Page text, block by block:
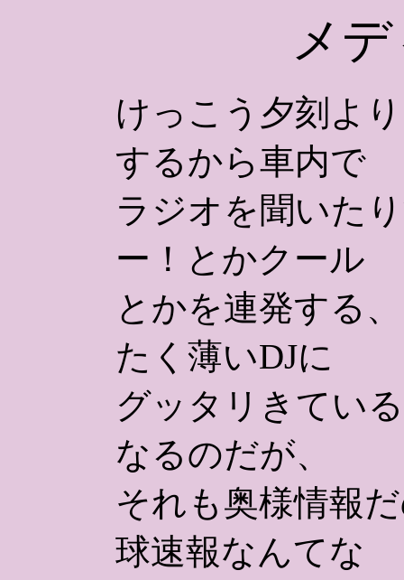
メ
けっこう夕刻よ
するから車内で
ラジオを聞いた
ー！とかクール
とかを連発する
たく薄いDJに
グッタリきてい
なるのだが、
それも奥様情報
球速報なんてな